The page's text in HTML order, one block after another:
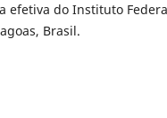
efetiva do Instituto
Brasil.